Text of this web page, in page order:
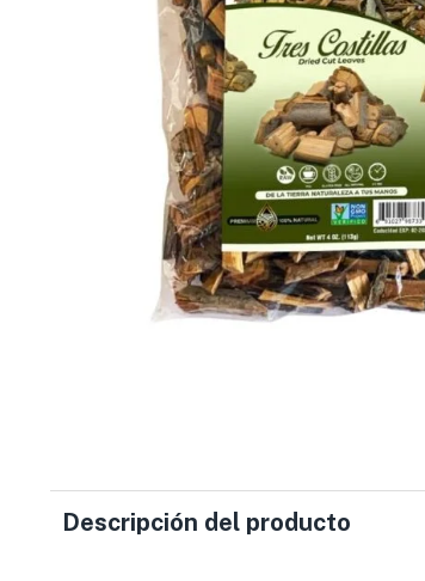
Descripción del producto